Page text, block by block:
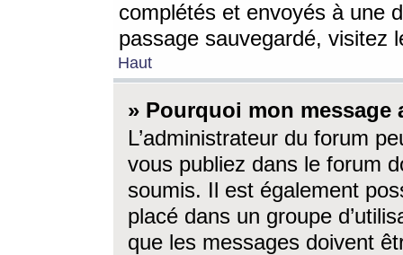
complétés et envoyés à une
passage sauvegardé, visitez
Haut
» Pourquoi mon message
L’administrateur du forum
vous publiez dans le forum
soumis. Il est également
placé dans un groupe
que les messages doivent